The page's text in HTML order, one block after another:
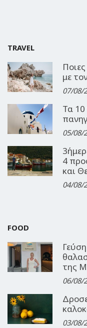
TRAVEL
με
07/08/
Τα 10
05/08/
4
και
04/08/
FOOD
της
06/08/
03/08/